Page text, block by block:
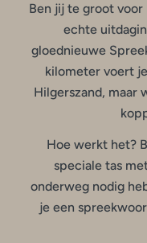
Ben jij te groot voor
echte
gloednieuwe
kilometer voert
Hilgerszand, maar
Hoe werkt het?
speciale tas
onderweg nodig
je een